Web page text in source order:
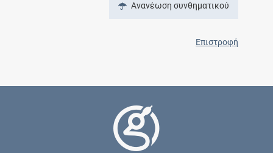
Ανανέωση συνθηματικού
Επιστροφή